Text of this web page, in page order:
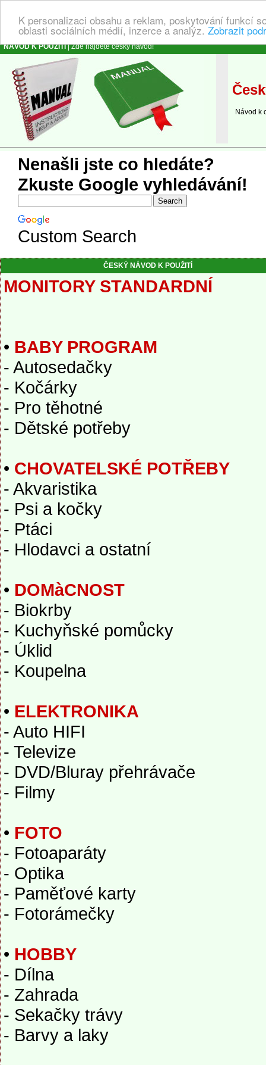
K personalizaci obsahu a reklam, poskytování funkcí
oblasti sociálních médií, inzerce a analýz. Zobrazit
NÁVOD K POUŽITÍ| Zde najdete český návod!
Návod k
Nenašli jste co hledáte?
Zkuste Google vyhledávání!
Custom Search
ČESKÝ NÁVOD K POUŽITÍ
MONITORY STANDARDNÍ
• BABY PROGRAM
- Autosedačky
- Kočárky
- Pro těhotné
- Dětské potřeby
• CHOVATELSKÉ POTŘEBY
- Akvaristika
- Psi a kočky
- Ptáci
- Hlodavci a ostatní
• DOMàCNOST
- Biokrby
- Kuchyňské pomůcky
- Úklid
- Koupelna
• ELEKTRONIKA
- Auto HIFI
- Televize
- DVD/Bluray přehrávače
- Filmy
• FOTO
- Fotoaparáty
- Optika
- Paměťové karty
- Fotorámečky
• HOBBY
- Dílna
- Zahrada
- Sekačky trávy
- Barvy a laky